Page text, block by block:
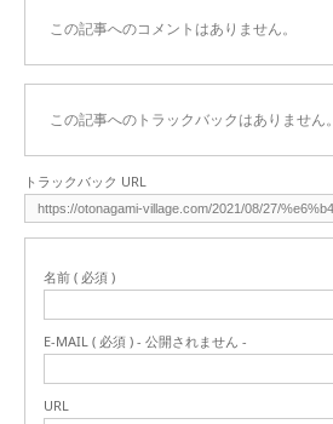
この記事へのコメントはありません。
この記事へのトラックバックはありません。
トラックバック URL
名前 ( 必須 )
E-MAIL ( 必須 ) - 公開されません -
URL